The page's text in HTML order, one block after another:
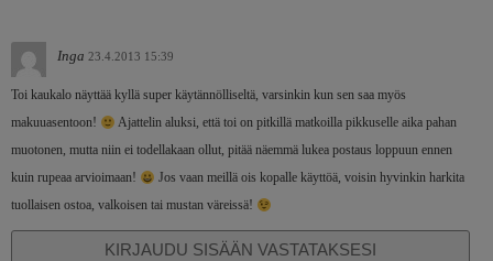
Inga 23.4.2013 15:39
Toi kaukalo näyttää kyllä super käytännölliseltä, varsinkin kun sen saa myös
makuuasentoon!
Ajattelin aluksi, että toi on pitkillä matkoilla pikkuselle aika pahan
muotonen, mutta niin ei todellakaan ollut, pitää näemmä lukea postaus loppuun ennen
kuin rupeaa arvioimaan!
Jos vaan meillä ois kopalle käyttöä, voisin hyvinkin harkita
tuollaisen ostoa, valkoisen tai mustan väreissä!
KIRJAUDU SISÄÄN VASTATAKSESI